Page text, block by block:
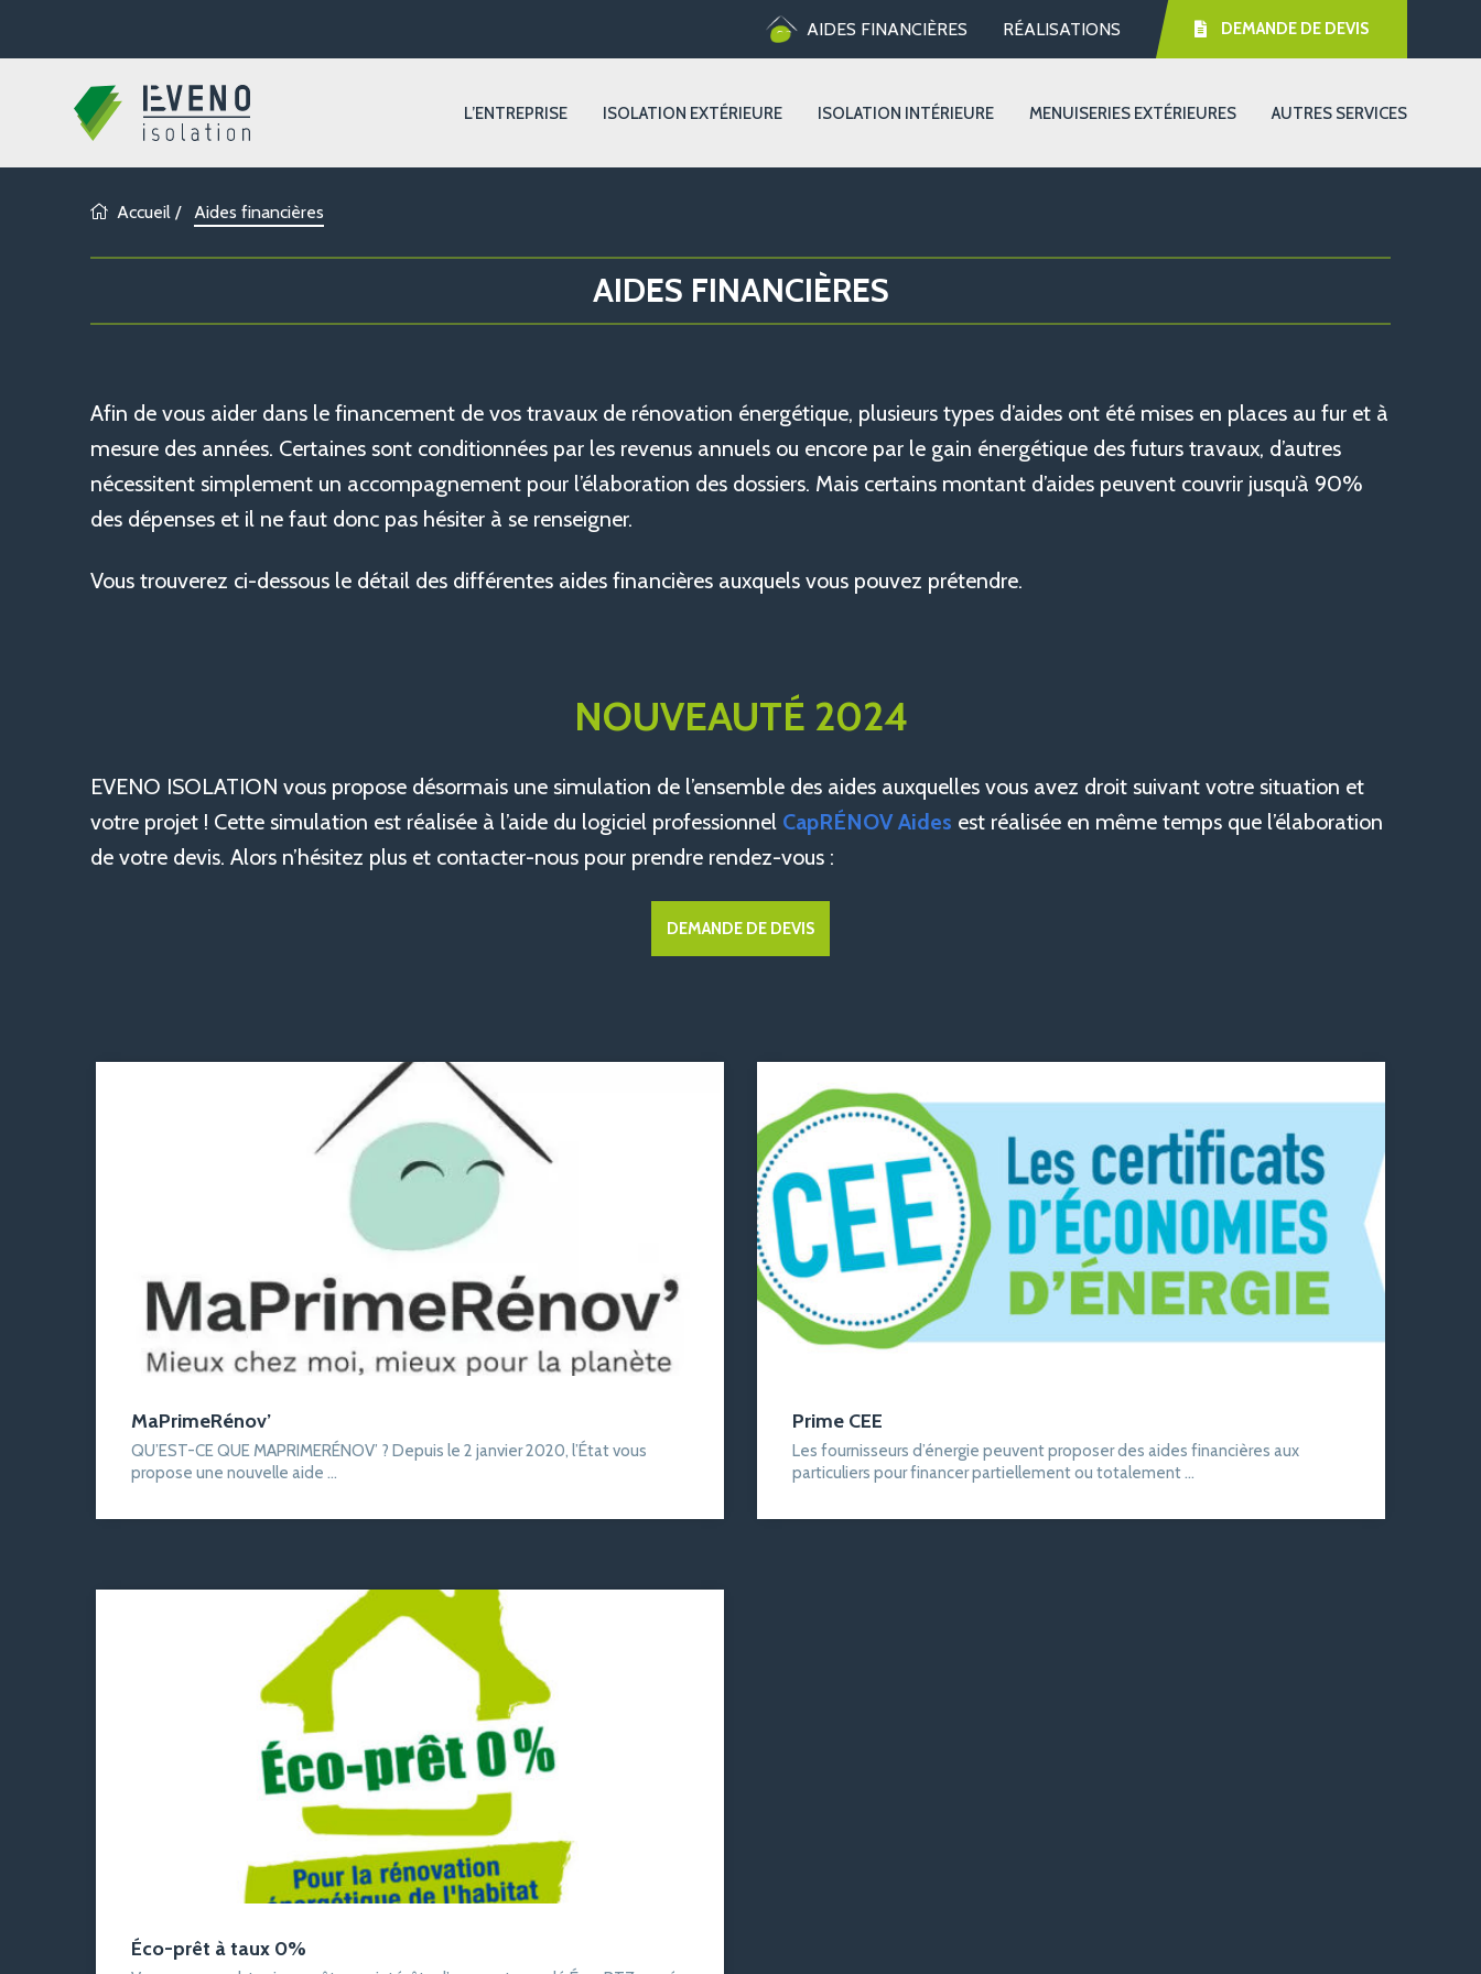
AIDES FINANCIÈRES RÉALISATIONS DEMANDE DE DEVIS
L’ENTREPRISE ISOLATION EXTÉRIEURE ISOLATION INTÉRIEURE MENUISERIES EXTÉRIEURES AUTRES SERVICES
Accueil / Aides financières
AIDES FINANCIÈRES
Afin de vous aider dans le financement de vos travaux de rénovation énergétique, plusieurs types d’aides ont été mises en places au fur et à
mesure des années. Certaines sont conditionnées par les revenus annuels ou encore par le gain énergétique des futurs travaux, d’autres
nécessitent simplement un accompagnement pour l’élaboration des dossiers. Mais certains montant d’aides peuvent couvrir jusqu’à 90%
des dépenses et il ne faut donc pas hésiter à se renseigner.
Vous trouverez ci-dessous le détail des différentes aides financières auxquels vous pouvez prétendre.
NOUVEAUTÉ 2024
EVENO ISOLATION vous propose désormais une simulation de l’ensemble des aides auxquelles vous avez droit suivant votre situation et
votre projet ! Cette simulation est réalisée à l’aide du logiciel professionnel CapRÉNOV Aides est réalisée en même temps que l’élaboration
de votre devis. Alors n’hésitez plus et contacter-nous pour prendre rendez-vous :
DEMANDE DE DEVIS
MaPrimeRénov’
QU’EST-CE QUE MAPRIMERÉNOV’ ? Depuis le 2 janvier 2020, l’État vous
propose une nouvelle aide ...
Prime CEE
Les fournisseurs d’énergie peuvent proposer des aides financières aux
particuliers pour financer partiellement ou totalement ...
Éco-prêt à taux 0%